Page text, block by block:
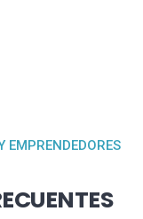
EMPRENDEDORES